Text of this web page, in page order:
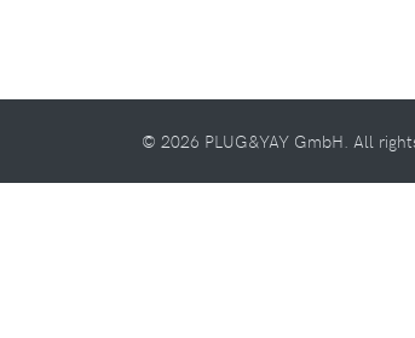
© 2026 PLUG&YAY GmbH. All